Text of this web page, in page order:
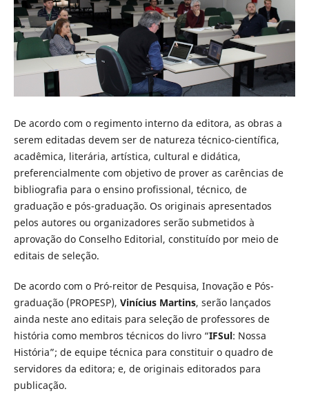
De acordo com o regimento interno da editora, as obras a
serem editadas devem ser de natureza técnico-científica,
acadêmica, literária, artística, cultural e didática,
preferencialmente com objetivo de prover as carências de
bibliografia para o ensino profissional, técnico, de
graduação e pós-graduação. Os originais apresentados
pelos autores ou organizadores serão submetidos à
aprovação do Conselho Editorial, constituído por meio de
editais de seleção.
De acordo com o Pró-reitor de Pesquisa, Inovação e Pós-
graduação (PROPESP), Vinícius Martins, serão lançados
ainda neste ano editais para seleção de professores de
história como membros técnicos do livro “IFSul: Nossa
História”; de equipe técnica para constituir o quadro de
servidores da editora; e, de originais editorados para
publicação.